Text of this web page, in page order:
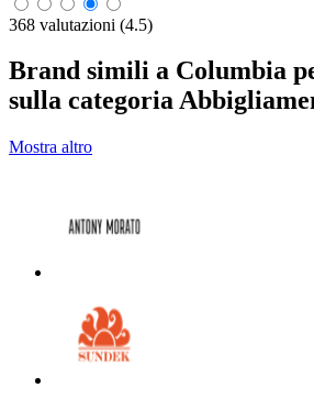
368 valutazioni (4.5)
Brand simili a Columbia
sulla categoria
Mostra altro